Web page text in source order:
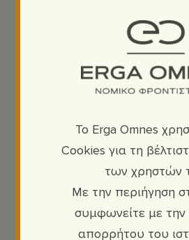
Προκήρυξη
εισαγωγικού
διαγωνισμού
To Erga Omnes
Cookies για τη
των χρηστών
Με την περιήγηση
συμφωνείτε με την
απορρήτου του